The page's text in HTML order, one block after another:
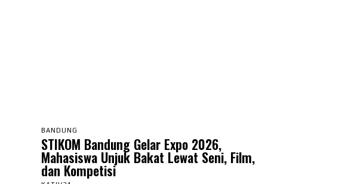
BANDUNG
STIKOM Bandung Gelar Expo 2026,
Mahasiswa Unjuk Bakat Lewat Seni, Film,
dan Kompetisi